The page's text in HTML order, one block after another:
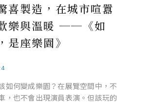
喜製造，在城市喧囂
樂與溫暖 ──《如
是座樂園》
如何變成樂園？在展覽空間中，不
，也不會出現演員表演。但該玩的